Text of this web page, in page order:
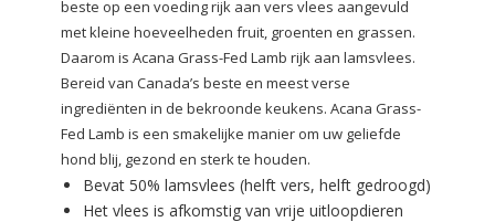
beste op een voeding rijk aan vers vlees aangevuld
met kleine hoeveelheden fruit, groenten en grassen.
Daarom is Acana Grass-Fed Lamb rijk aan lamsvlees.
Bereid van Canada’s beste en meest verse
ingrediënten in de bekroonde keukens. Acana Grass-
Fed Lamb is een smakelijke manier om uw geliefde
hond blij, gezond en sterk te houden.
Bevat 50% lamsvlees (helft vers, helft gedroogd)
Het vlees is afkomstig van vrije uitloopdieren